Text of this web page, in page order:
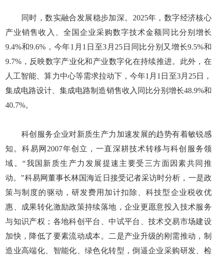
同时，数实融合发展稳步加深。2025年，数字经济核心
产业销售收入、全国企业采购数字技术金额同比分别增长
9.4%和9.6%，今年1月1日至3月25日同比分别又增长9.5%和
9.7%，反映数字产业化和产业数字化在持续推进。此外，在
人工智能、算力中心等需求拉动下，今年1月1日至3月25日，
集成电路设计、集成电路制造销售收入同比分别增长48.9%和
40.7%。
科创服务企业对新质生产力加速发展的趋势有着敏锐感
知。科易网2007年创立，一直深耕技术转移与科创服务领
域。“我国新质生产力发展提速主要受三方面因素共同推
动。”科易网董事长林国海近日接受记者采访时分析，一是政
策与制度的驱动，研发费用加计扣除、科技型企业税收优
惠、成果转化激励政策持续落地，企业更愿意投入技术服务
与知识产权；各地科创平台、中试平台、技术交易市场建设
加快，降低了要素流动成本。二是产业升级的刚需推动，制
造业高端化、智能化、绿色化转型，倒逼企业采购研发、检